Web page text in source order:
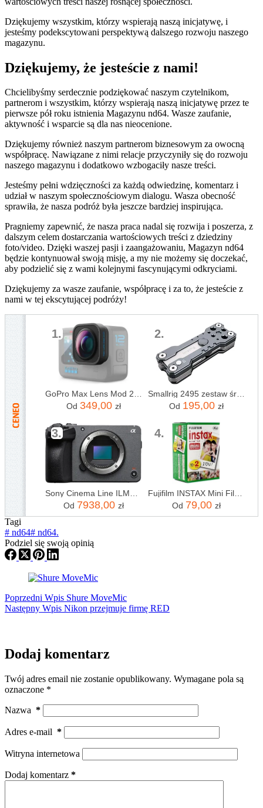
Dziękujemy wszystkim, którzy wspierają naszą inicjatywę, i
jesteśmy podekscytowani perspektywą dalszego rozwoju naszego
magazynu.
Dziękujemy, że jesteście z nami!
Chcielibyśmy serdecznie podziękować naszym czytelnikom,
partnerom i wszystkim, którzy wspierają naszą inicjatywę przez te
pierwsze pół roku istnienia Magazynu nd64. Wasze zaufanie,
aktywność i wsparcie są dla nas nieocenione.
Dziękujemy również naszym partnerom biznesowym za owocną
współpracę. Nawiązane z nimi relacje przyczyniły się do rozwoju
naszego magazynu i dodatkowo wzbogaciły nasze treści.
Jesteśmy pełni wdzięczności za każdą odwiedzinę, komentarz i
udział w naszym społecznościowym dialogu. Wasza obecność
sprawiła, że nasza podróż była jeszcze bardziej inspirująca.
Pragniemy zapewnić, że nasza praca nadal się rozwija i poszerza, z
dalszym celem dostarczania wartościowych treści z dziedziny
foto/video. Dzięki waszej pasji i zaangażowaniu, Magazyn nd64
będzie kontynuował swoją misję, a my nie możemy się doczekać,
aby podzielić się z wami kolejnymi fascynującymi odkryciami.
Dziękujemy za wasze zaufanie, współpracę i za to, że jesteście z
nami w tej ekscytującej podróży!
1.
GoPro Max Lens Mod 2.0 (HERO12 Black)
Od 349,00 zł
2.
Smallrig 2495 zestaw śrubokrętów składanych hunter (cl-2495)
Od 195,00 zł
3.
Sony Cinema Line ILME-FX30 BODY
Od 7938,00 zł
4.
Fujifilm INSTAX Mini Film - 20 szt.
Od 79,00 zł
Tagi
# nd64# nd64.
Podziel się swoją opinią
Poprzedni Wpis Shure MoveMic
Następny Wpis Nikon przejmuje firmę RED
Dodaj komentarz
Twój adres email nie zostanie opublikowany. Wymagane pola są
oznaczone *
Nazwa *
Adres e-mail *
Witryna internetowa
Dodaj komentarz *